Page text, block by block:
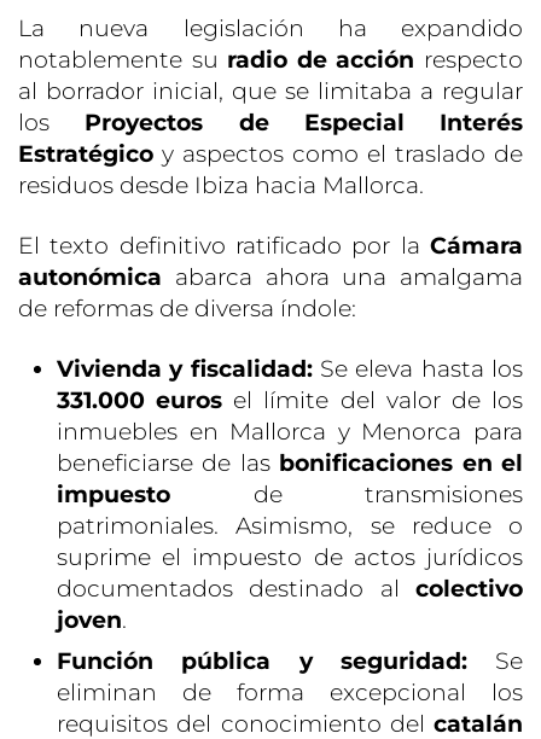
La nueva legislación ha expandido
notablemente su radio de acción respecto
al borrador inicial, que se limitaba a regular
los Proyectos de Especial Interés
Estratégico y aspectos como el traslado de
residuos desde Ibiza hacia Mallorca.
El texto definitivo ratificado por la Cámara
autonómica abarca ahora una amalgama
de reformas de diversa índole:
Vivienda y fiscalidad:Se eleva hasta los
331.000 euros el límite del valor de los
inmuebles en Mallorca y Menorca para
beneficiarse de las bonificaciones en el
impuesto de transmisiones
patrimoniales. Asimismo, se reduce o
suprime el impuesto de actos jurídicos
documentados destinado al colectivo
joven.
Función pública y seguridad:Se
eliminan de forma excepcional los
requisitos del conocimiento del catalán